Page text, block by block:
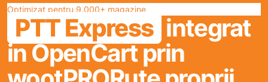
Optimizat pentru 9.000+ magazine
PTT Express integrat
in OpenCart prin